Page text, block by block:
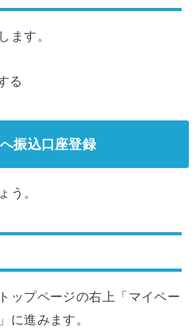
ます。
振込口座登録
う。
ップページの右上「マイペー
に進みます。